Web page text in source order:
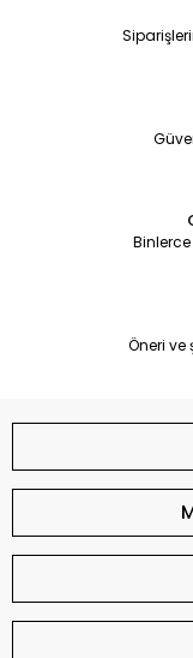
Öneri ve